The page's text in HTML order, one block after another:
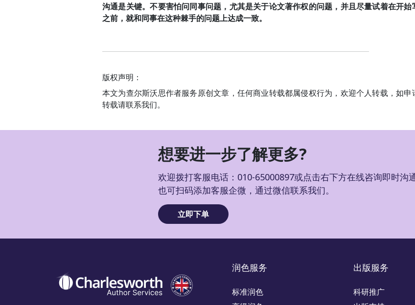
沟通是关键。不要害怕问同事问题，尤其是关于论文著作权的问题，并且尽量试着在开始
之前，就和同事在这种棘手的问题上达成一致。
版权声明：
本文为查尔斯沃思作者服务原创文章，任何商业转载都属侵权行为，欢迎个人转载，如申
转载请联系我们。
想要进一步了解更多?
欢迎拨打客服电话：010-65000897或点击右下方在线咨询即时沟通
也可扫码添加客服企微，通过微信联系我们。
立即下单
润色服务
标准润色
出版服务
科研推广